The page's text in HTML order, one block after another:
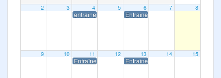
2 3 4
entraînement spécial
5 6
Entraînement spécial
7 8
9 10 11
Entraînement spécial
12 13
Entraînement spécial
14 15